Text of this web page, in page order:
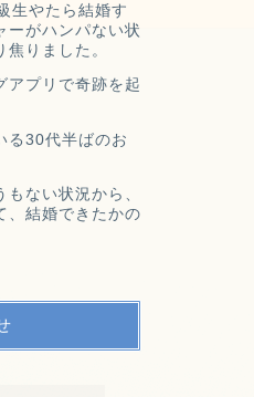
生やたら結婚す
ーがハンパない状
りました。
アプリで奇跡を起
る30代半ばのお
ない状況から、
、結婚できたかの